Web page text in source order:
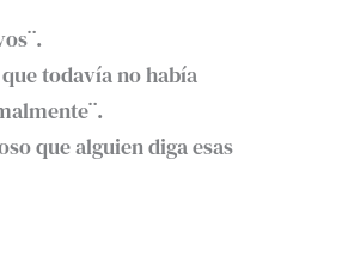
todavía no había
que alguien diga esas